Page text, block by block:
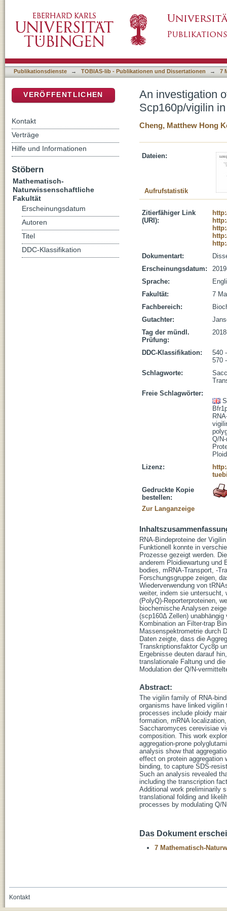
aggregation of Q/N-rich proteins
Publikationsdienste → TOBIAS-lib - Publikationen und Dissertationen → 7
An investigation
Scp160p/vigilin
Cheng, Matthew Hong
Dateien:
Aufrufstatistik
Zitierfähiger Link
(URI):
Dokumentart:
Erscheinungsdatum:
Sprache:
Fakultät:
7
Fachbereich:
Gutachter:
Tag der mündl.
Prüfung:
DDC-Klassifikation:
540
570
Schlagworte:
Freie Schlagwörter:
Q/
Lizenz:
Gedruckte Kopie
bestellen:
Zur Langanzeige
RNA-Bindeproteine der
Funktionell konnte in
Prozesse gezeigt werden.
anderem Ploidiewartung und
bodies, mRNA-Transport, -
Forschungsgruppe zeigen,
Wiederverwendung von
weiter, indem sie untersucht,
(PolyQ)-Reporterproteinen,
biochemische Analysen
(scp160Δ Zellen)
Kombination an Filter-trap
Massenspektrometrie durch
Daten zeigte, dass die
Transkriptionsfaktor Cyc8p
Ergebnisse deuten darauf
translationale Faltung und
Modulation der Q/N-
Abstract:
The vigilin family of RNA-
organisms have linked
processes include ploidy
formation, mRNA
Saccharomyces cerevisiae
composition. This work
aggregation-prone
analysis show that
effect on protein aggregation
binding, to capture SDS-
Such an analysis revealed
including the transcription
Additional work preliminarily
translational folding and
processes by modulating Q/
Das Dokument
7 Mathematisch-
VERÖFFENTLICHEN
Kontakt
Verträge
Hilfe und Informationen
Stöbern
Mathematisch-
Naturwissenschaftliche
Fakultät
Erscheinungsdatum
Autoren
Titel
DDC-Klassifikation
Kontakt